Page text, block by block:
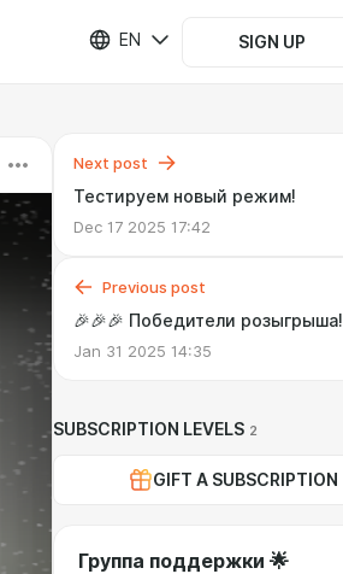
EN SIGN UP
Next post
Тестируем новый режим!
Dec 17 2025 17:42
Previous post
🎉🎉🎉 Победители розыгрыша!
Jan 31 2025 14:35
SUBSCRIPTION LEVELS 2
GIFT A SUBSCRIPTION
Группа поддержки 🌟